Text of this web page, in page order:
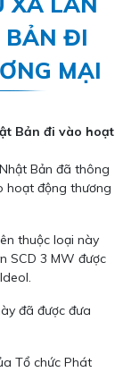
BẢN ĐI
MẠI
Bản đi vào hoạt
Bản đã thông
hoạt động thương
thuộc loại này
SCD 3 MW được
đã được đưa
Tổ chức Phát